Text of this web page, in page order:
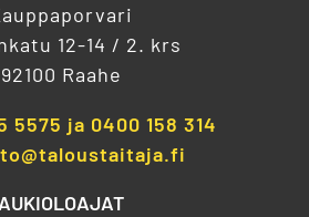
12-14 / 2. krs
92100 Raahe
5575 ja 0400 158 314
AUKIOLOAJAT